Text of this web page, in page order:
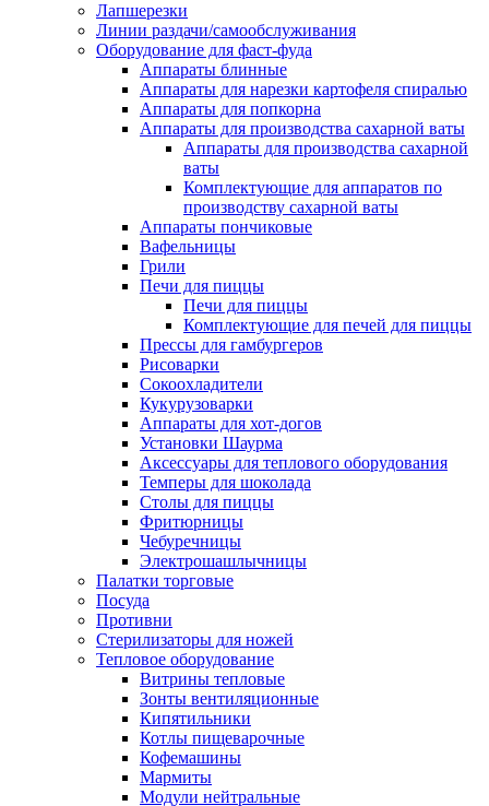
Лапшерезки
Линии раздачи/самообслуживания
Оборудование для фаст-фуда
Аппараты блинные
Аппараты для нарезки картофеля спиралью
Аппараты для попкорна
Аппараты для производства сахарной ваты
Аппараты для производства сахарной
ваты
Комплектующие для аппаратов по
производству сахарной ваты
Аппараты пончиковые
Вафельницы
Грили
Печи для пиццы
Печи для пиццы
Комплектующие для печей для пиццы
Прессы для гамбургеров
Рисоварки
Сокоохладители
Кукурузоварки
Аппараты для хот-догов
Установки Шаурма
Аксессуары для теплового оборудования
Темперы для шоколада
Столы для пиццы
Фритюрницы
Чебуречницы
Электрошашлычницы
Палатки торговые
Посуда
Противни
Стерилизаторы для ножей
Тепловое оборудование
Витрины тепловые
Зонты вентиляционные
Кипятильники
Котлы пищеварочные
Кофемашины
Мармиты
Модули нейтральные